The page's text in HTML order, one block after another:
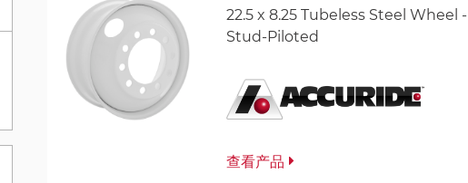
22.5 x 8.25 Tubeless Steel Wheel -
Stud-Piloted
查看产品